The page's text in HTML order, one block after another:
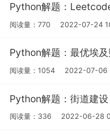
Python解题：
阅读量：770 2022-07-24
Python解题：最优埃
阅读量：1054 2022-07-06
Python解题：街道建设
阅读量：336 2022-06-28